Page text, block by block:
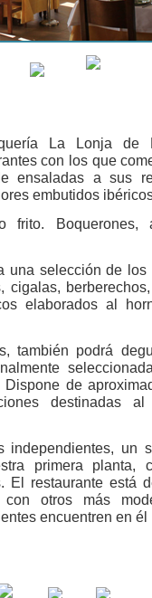
La Lonja de
con los que
ensaladas a sus
embutidos
frito. Boquerones,
una selección de los
cigalas,
elaborados al
también podrá
de
destinadas al
independientes, un
primera planta,
El restaurante está
con otros más
encuentren en él